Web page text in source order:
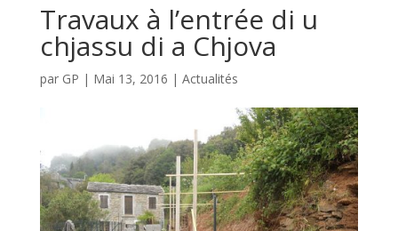
Travaux à l’entrée di u
chjassu di a Chjova
par GP | Mai 13, 2016 | Actualités